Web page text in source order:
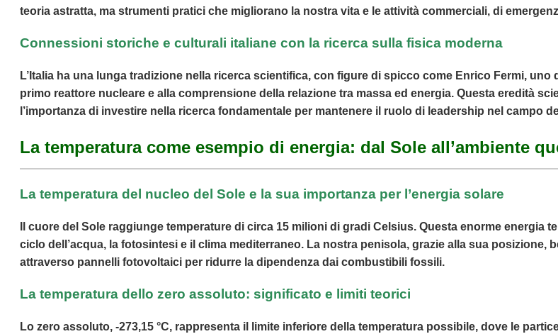
teoria astratta, ma strumenti pratici che migliorano la nostra vita e le attività commerciali, di
Connessioni storiche e culturali italiane con la ricerca sulla fisica moderna
L’Italia ha una lunga tradizione nella ricerca scientifica, con figure di spicco come Enrico Fermi,
primo reattore nucleare e alla comprensione della relazione tra massa ed energia. Questa eredità
l’importanza di investire nella ricerca fondamentale per mantenere il ruolo di leadership nel campo
La temperatura come esempio di energia: dal Sole all’ambiente
La temperatura del nucleo del Sole e la sua importanza per l’energia solare
Il cuore del Sole raggiunge temperature di circa 15 milioni di gradi Celsius. Questa enorme energia
ciclo dell’acqua, la fotosintesi e il clima mediterraneo. La nostra penisola, grazie alla sua posizione,
attraverso pannelli fotovoltaici per ridurre la dipendenza dai combustibili fossili.
La temperatura dello zero assoluto: significato e limiti teorici
Lo zero assoluto, -273,15 °C, rappresenta il limite inferiore della temperatura possibile, dove le